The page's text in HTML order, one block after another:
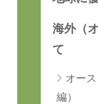
海外（
て
オー
編）